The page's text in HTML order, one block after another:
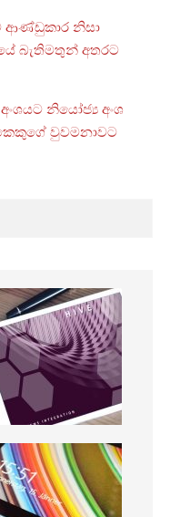
ආණ්ඩුකාර නිසා
බැතිමතුන් අතරට
නියෝජ්‍ය අංශ
වුවමනාවට